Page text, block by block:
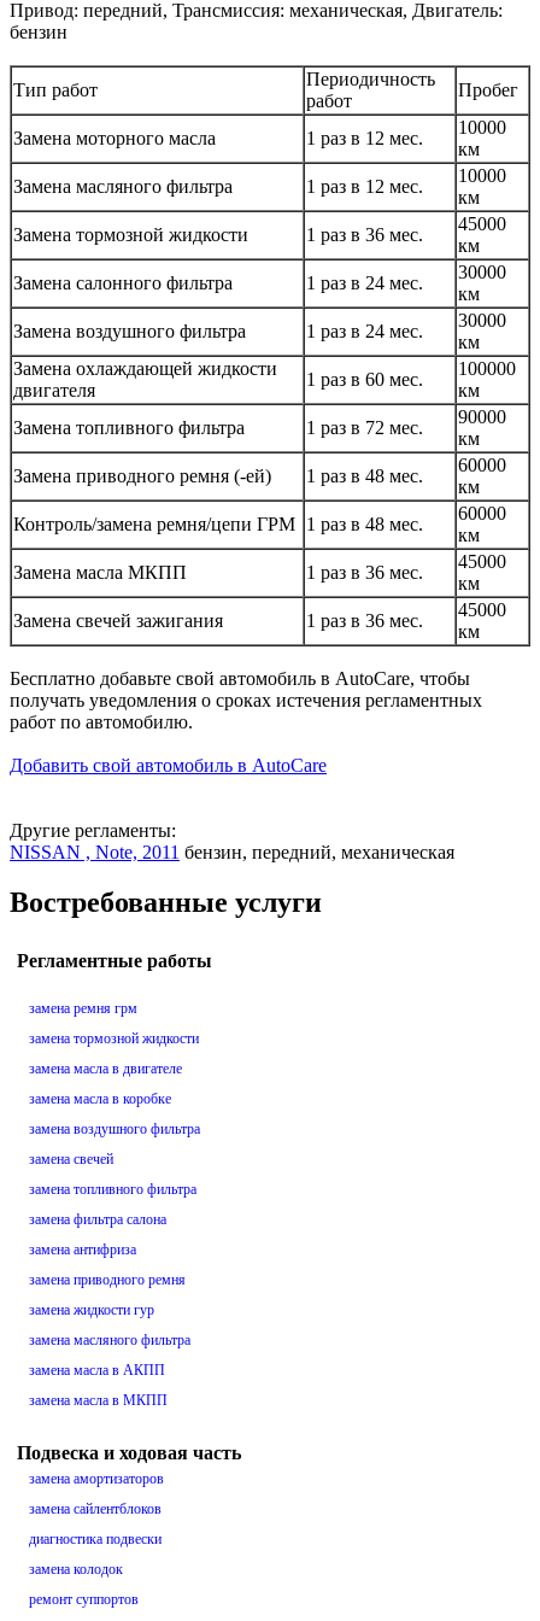
Привод: передний, Трансмиссия: механическая, Двигатель:
бензин
Тип работ
Периодичность
работ
Пробег
Замена моторного масла 1 раз в 12 мес.
10000
км
Замена масляного фильтра
1 раз в 12 мес.
10000
км
Замена тормозной жидкости
1 раз в 36 мес.
45000
км
Замена салонного фильтра
1 раз в 24 мес.
30000
км
Замена воздушного фильтра
1 раз в 24 мес.
30000
км
Замена охлаждающей жидкости
двигателя
1 раз в 60 мес.
100000
км
Замена топливного фильтра
1 раз в 72 мес.
90000
км
Замена приводного ремня (-ей)
1 раз в 48 мес.
60000
км
Контроль/замена ремня/цепи ГРМ 1 раз в 48 мес.
60000
км
Замена масла МКПП
1 раз в 36 мес.
45000
км
Замена свечей зажигания
1 раз в 36 мес.
45000
км
Бесплатно добавьте свой автомобиль в AutoCare, чтобы
получать уведомления о сроках истечения регламентных
работ по автомобилю.
Добавить свой автомобиль в AutoCare
Другие регламенты:
NISSAN , Note, 2011 бензин, передний, механическая
Востребованные услуги
Регламентные работы
замена ремня грм
замена тормозной жидкости
замена масла в двигателе
замена масла в коробке
замена воздушного фильтра
замена свечей
замена топливного фильтра
замена фильтра салона
замена антифриза
замена приводного ремня
замена жидкости гур
замена масляного фильтра
замена масла в АКПП
замена масла в МКПП
Подвеска и ходовая часть
замена амортизаторов
замена сайлентблоков
диагностика подвески
замена колодок
ремонт суппортов